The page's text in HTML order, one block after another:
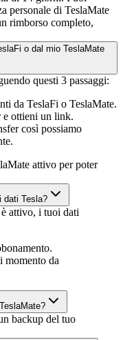
personale di TeslaMate
rimborso completo,
o dal mio TeslaMate
questi 3 passaggi:
da TeslaFi o TeslaMate.
e ottieni un link.
così possiamo
attivo per poter
dati Tesla?
attivo, i tuoi dati
momento da
backup del tuo